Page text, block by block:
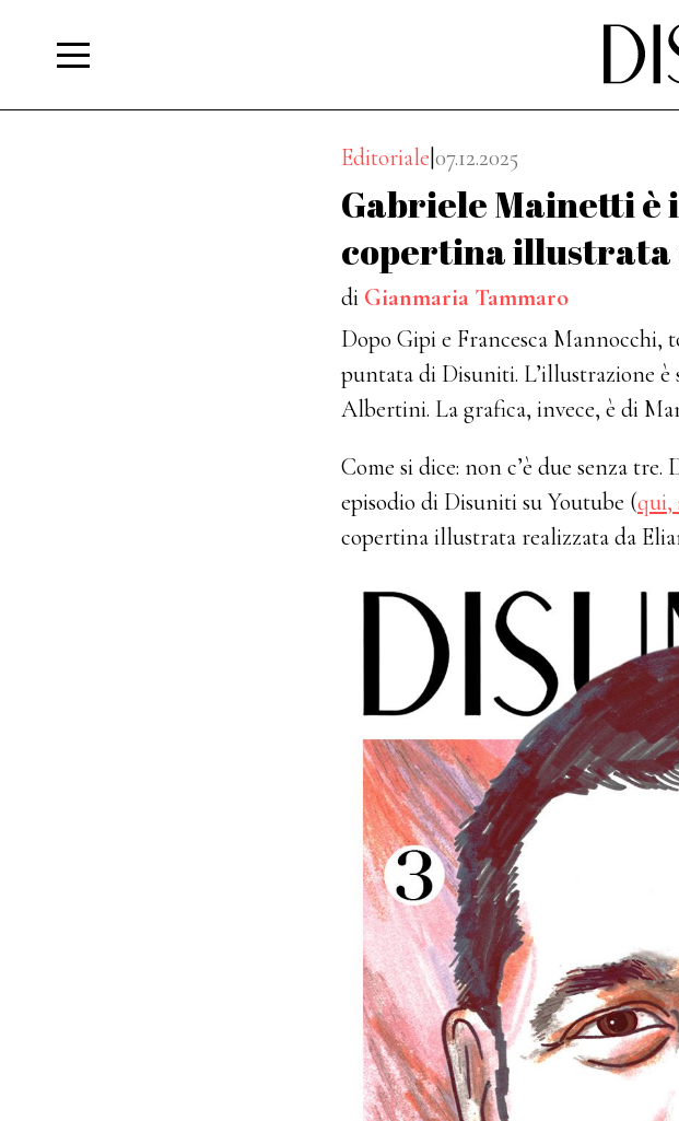
Editoriale|07.12.2025
Gabriele Mainetti è
copertina illustrata
di Gianmaria Tammaro
Dopo Gipi e Francesca Mannocchi,
puntata di Disuniti. L’illustrazione è
Albertini. La grafica, invece, è di
Come si dice: non c’è due senza
episodio di Disuniti su Youtube (qui,
copertina illustrata realizzata da